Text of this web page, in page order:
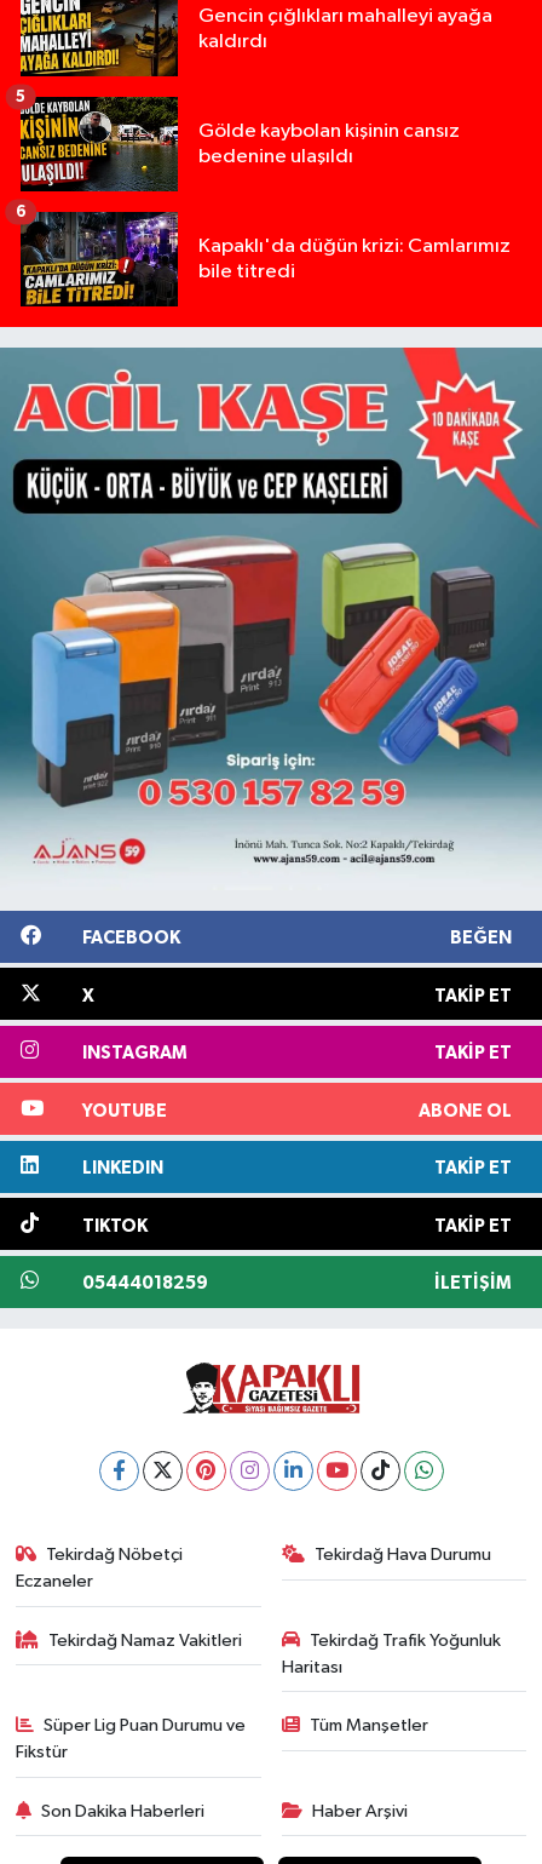
Gencin çığlıkları mahalleyi ayağa
kaldırdı
Gölde kaybolan kişinin cansız
bedenine ulaşıldı
5
Kapaklı'da düğün krizi: Camlarımız
bile titredi
6
FACEBOOK BEĞEN
X TAKIP ET
INSTAGRAM TAKIP ET
YOUTUBE ABONE OL
LINKEDIN TAKIP ET
TIKTOK TAKIP ET
05444018259 İLETIŞIM
Tekirdağ Nöbetçi
Eczaneler
Tekirdağ Hava Durumu
Tekirdağ Namaz Vakitleri
Tekirdağ Trafik Yoğunluk
Haritası
Süper Lig Puan Durumu ve
Fikstür
Tüm Manşetler
Son Dakika Haberleri Haber Arşivi